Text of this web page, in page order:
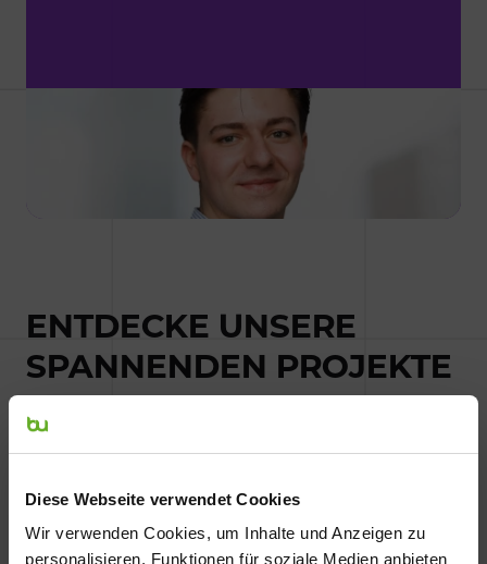
Diese Webseite verwendet Cookies
Wir verwenden Cookies, um Inhalte und Anzeigen zu
personalisieren, Funktionen für soziale Medien anbieten
ENTDECKE UNSERE
SPANNENDEN PROJEKTE
Flensburger Brauerei
MOIA
Brand Management